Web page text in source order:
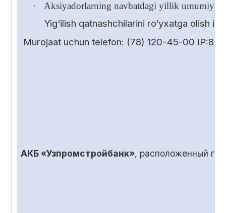
·
Aksiyadorlarning navbatdagi yillik umumiy
Yig‘ilish qatnashchilarini ro‘yxatga olish
Murojaat uchun telefon: (78) 120-45-00 IP:85-
АКБ «Узпромстройбанк», расположенный по